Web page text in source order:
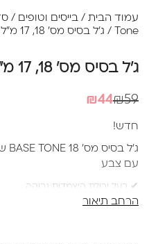
עמוד הבית / בייסים וטופים /
Tone / ג'ל בסיס מס' 18, 17 מ"ל – Glamour
ג'ל בסיס מס' 18, 17 מ"ל – Glamour
₪59
המחיר
₪59.
₪44
המחיר
₪44.
חדש!
עם צבע
✔ בעל יכולת היצמדות גבוהה
✔ בעל סמיכות בינונית המאפשר
הרחב תיאור